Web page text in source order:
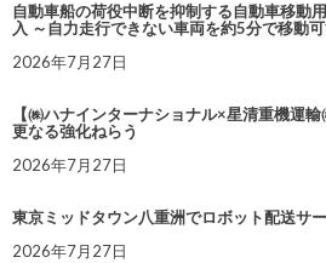
自動車船の荷役中断を抑制する自動車移動
入 ～自力走行できない車両を約5分で移動
2026年7月27日
【㈱ハナインターナショナル×星清重機運
更なる強化ねらう
2026年7月27日
東京ミッドタウン八重洲でロボット配送サ
2026年7月27日